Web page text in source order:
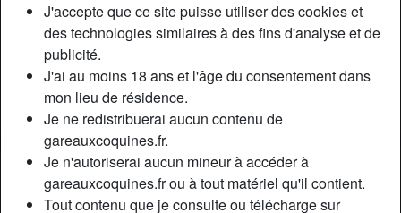
J'accepte que ce site puisse utiliser des cookies et
des technologies similaires à des fins d'analyse et de
publicité.
J'ai au moins 18 ans et l'âge du consentement dans
mon lieu de résidence.
Je ne redistribuerai aucun contenu de
gareauxcoquines.fr.
Je n'autoriserai aucun mineur à accéder à
gareauxcoquines.fr ou à tout matériel qu'il contient.
Tout contenu que je consulte ou télécharge sur
Nickname:
KixxxAss
Âge:
31